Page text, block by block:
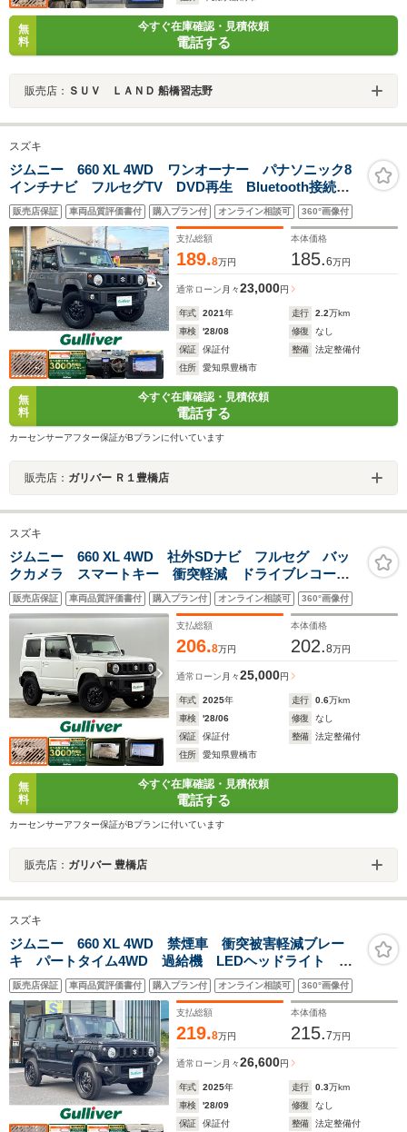
無
料
今すぐ在庫確認・見積依頼
電話する
販売店： ＳＵＶ ＬＡＮＤ 船橋習志野
スズキ
ジムニー 660 XL 4WD ワンオーナー パナソニック8
インチナビ フルセグTV DVD再生 Bluetooth接続
バックカメラ 前席シートヒーター スマートキー ス
ペアキー プッシュスタート フォグランプ ターボ
4WD
販売店保証 車両品質評価書付 購入プラン付 オンライン相談可 360°画像付
支払総額
189.8万円
本体価格
185.6万円
通常ローン 月々23,000円
年式 2021年 走行 2.2万km
車検
'28/08 修復
なし
保証
保証付 整備
法定整備付
住所
愛知県豊橋市
無
料
今すぐ在庫確認・見積依頼
電話する
カーセンサーアフター保証がBプランに付いています
販売店： ガリバー Ｒ１豊橋店
スズキ
ジムニー 660 XL 4WD 社外SDナビ フルセグ バッ
クカメラ スマートキー 衝突軽減 ドライブレコーダ
ー ETC 背面タイヤシートヒーター オートエアコ
ン 純正フロアマット
販売店保証 車両品質評価書付 購入プラン付 オンライン相談可 360°画像付
支払総額
206.8万円
本体価格
202.8万円
通常ローン 月々25,000円
年式 2025年 走行 0.6万km
車検
'28/06 修復
なし
保証
保証付 整備
法定整備付
住所
愛知県豊橋市
無
料
今すぐ在庫確認・見積依頼
電話する
カーセンサーアフター保証がBプランに付いています
販売店： ガリバー 豊橋店
スズキ
ジムニー 660 XL 4WD 禁煙車 衝突被害軽減ブレー
キ パートタイム4WD 過給機 LEDヘッドライト オ
ートライト フォグライト シートヒーター運転席助手
席 アイドリングストップ 純正アルミホイール16イン
チ スマートキー
販売店保証 車両品質評価書付 購入プラン付 オンライン相談可 360°画像付
支払総額
219.8万円
本体価格
215.7万円
通常ローン 月々26,600円
年式 2025年 走行 0.3万km
車検
'28/09 修復
なし
保証
保証付 整備
法定整備付